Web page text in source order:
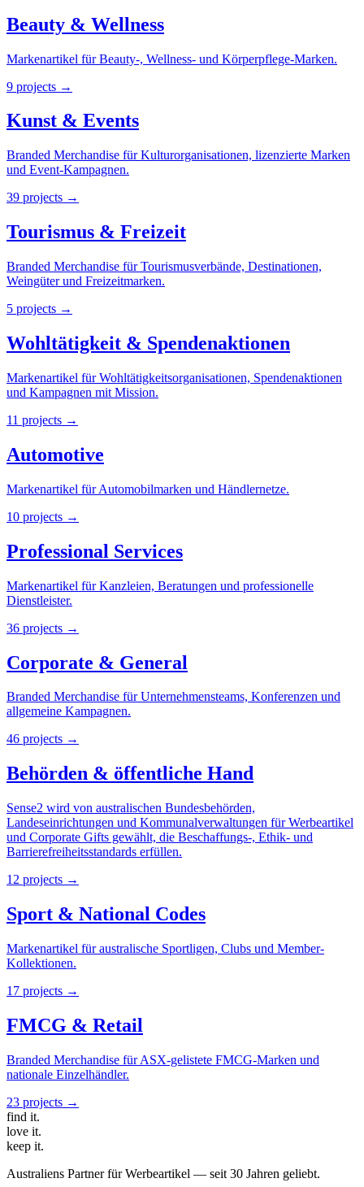
Beauty & Wellness
Markenartikel für Beauty-, Wellness- und Körperpflege-Marken.
9 projects →
Kunst & Events
Branded Merchandise für Kulturorganisationen, lizenzierte Marken
und Event-Kampagnen.
39 projects →
Tourismus & Freizeit
Branded Merchandise für Tourismusverbände, Destinationen,
Weingüter und Freizeitmarken.
5 projects →
Wohltätigkeit & Spendenaktionen
Markenartikel für Wohltätigkeitsorganisationen, Spendenaktionen
und Kampagnen mit Mission.
11 projects →
Automotive
Markenartikel für Automobilmarken und Händlernetze.
10 projects →
Professional Services
Markenartikel für Kanzleien, Beratungen und professionelle
Dienstleister.
36 projects →
Corporate & General
Branded Merchandise für Unternehmensteams, Konferenzen und
allgemeine Kampagnen.
46 projects →
Behörden & öffentliche Hand
Sense2 wird von australischen Bundesbehörden,
Landeseinrichtungen und Kommunalverwaltungen für Werbeartikel
und Corporate Gifts gewählt, die Beschaffungs-, Ethik- und
Barrierefreiheitsstandards erfüllen.
12 projects →
Sport & National Codes
Markenartikel für australische Sportligen, Clubs und Member-
Kollektionen.
17 projects →
FMCG & Retail
Branded Merchandise für ASX-gelistete FMCG-Marken und
nationale Einzelhändler.
23 projects →
find it.
love it.
keep it.
Australiens Partner für Werbeartikel — seit 30 Jahren geliebt.